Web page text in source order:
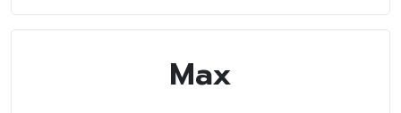
Max